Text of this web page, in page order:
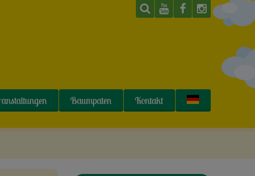
Baumpaten Kontakt